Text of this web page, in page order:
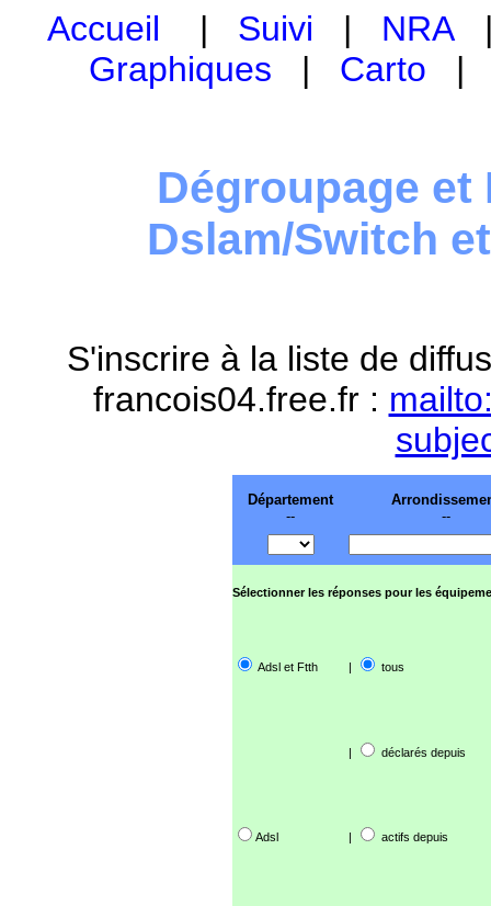
Accueil | Suivi | NRA
Graphiques | Carto
Dégroupage et
Dslam/Switch
S'inscrire à la liste de
francois04.free.fr :
Département
--
--
Sélectionner les réponses pour les
Adsl et Ftth | tous
| déclarés depuis
Adsl | actifs depuis